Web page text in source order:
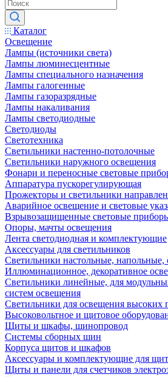
Каталог
Освещение
Лампы (источники света)
Лампы люминесцентные
Лампы специального назначения
Лампы галогенные
Лампы газоразрядные
Лампы накаливания
Лампы светодиодные
Светодиоды
Светотехника
Светильники настенно-потолочные
Светильники наружного освещения
Фонари и переносные световые
Аппаратура пускорегулирующая
Прожекторы и светильники
Аварийное освещение и световые
Взрывозащищенные световые
Опоры, мачты освещения
Лента светодиодная и комплектующие
Аксессуары для светильников
Светильники настольные, напольные,
Иллюминационное, декоративное
Светильники линейные, для
систем освещения
Светильники для освещения высоких
Высоковольтное и щитовое
Щиты и шкафы, шинопровод
Системы сборных шин
Корпуса щитов и шкафов
Аксессуары и комплектующие для
Щиты и панели для счетчиков